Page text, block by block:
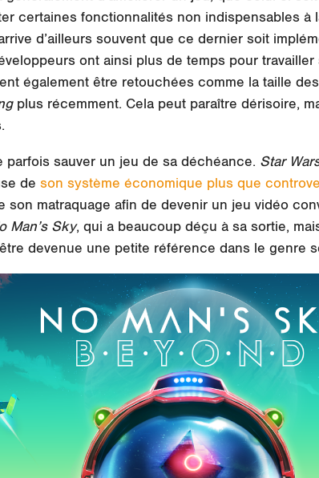
certaines fonctionnalités non indispensables à
d’ailleurs souvent que ce dernier soit
ont ainsi plus de temps pour
également être retouchées comme la taille
plus récemment. Cela peut paraître dérisoire,
parfois sauver un jeu de sa déchéance. Star
de son système économique plus que
son matraquage afin de devenir un jeu vidéo
Man’s Sky, qui a beaucoup déçu à sa sortie,
devenue une petite référence dans le genre